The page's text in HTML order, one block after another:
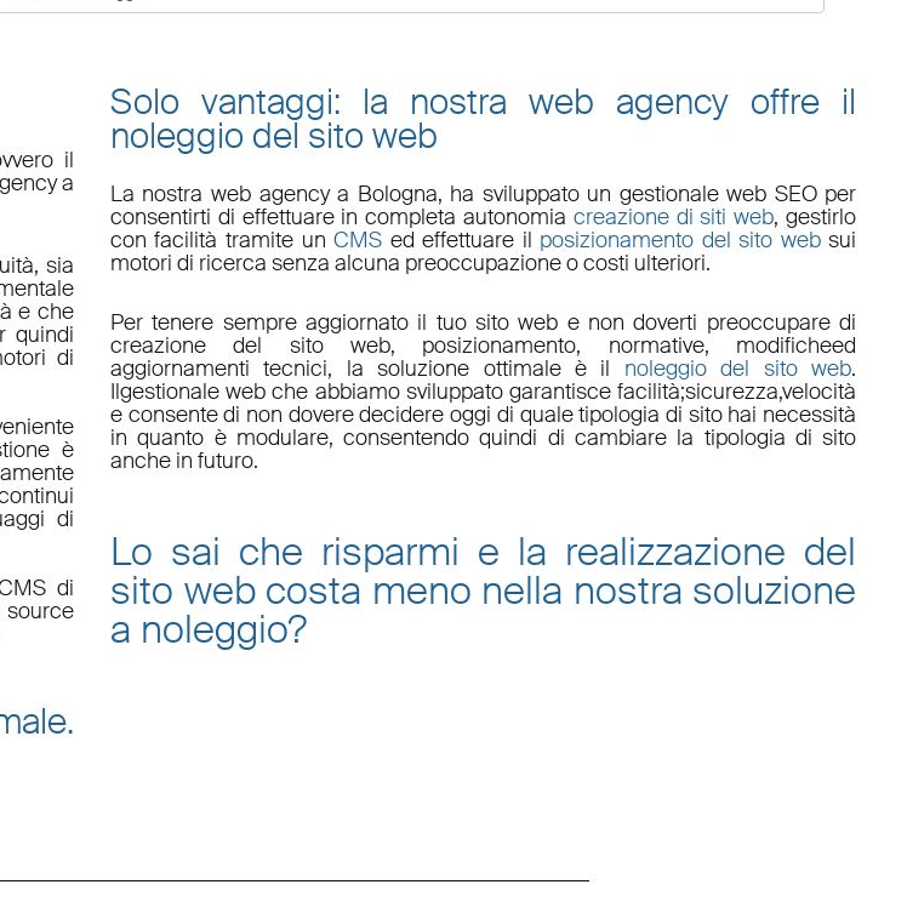
il
a
sia
e che
quindi
di
è
di
di
source
Solo vantaggi: la nostra web agency offre il
noleggio del sito web
La nostraweb agency a Bologna, ha sviluppato un gestionale web SEOper
consentirti di effettuare in completa autonomia creazione di siti web, gestirlo
con facilità tramite unCMS ed effettuare il posizionamento del sito websui
motori di ricerca senza alcuna preoccupazione o costi ulteriori.
Per tenere sempre aggiornato il tuo sito web e non doverti preoccupare di
creazione del sito web, posizionamento, normative, modificheed
aggiornamenti tecnici, la soluzione ottimale è il noleggio del sito web.
Ilgestionale webche abbiamo sviluppato garantiscefacilità;sicurezza,velocità
e consente di non dovere decidere oggi di quale tipologia di sito hai necessità
in quanto è modulare, consentendo quindi di cambiare la tipologia di sito
anche in futuro.
Lo sai che risparmi e la realizzazione del
sito webcosta meno nella nostra soluzione
a noleggio?